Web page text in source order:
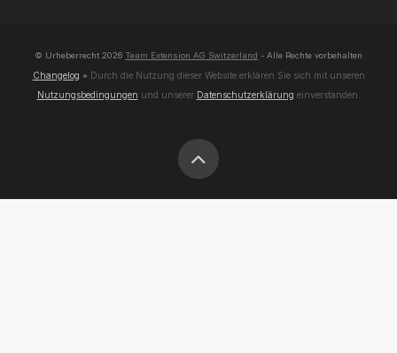
© Urheberrecht 2026 Team Extension AG Switzerland - Alle Rechte vorbehalten
Changelog ● Durch die Nutzung dieser Website erklären Sie sich mit unseren
Nutzungsbedingungen und unserer Datenschutzerklärung einverstanden.